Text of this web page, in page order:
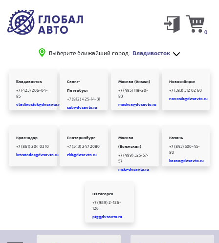
Выберите ближайший город: Владивосток
0
Владивосток
+7 (423) 206-04-
85
vladivostok@dvsavto.ru
Санкт-
Петербург
+7 (812) 425-14-31
spb@dvsavto.ru
Москва (Химки)
+7 (495) 118-20-
83
moskva@dvsavto.ru
Новосибирск
+7 (383) 312 02 60
novosib@dvsavto.ru
Краснодар
+7 (861) 204 03 10
krasnodar@dvsavto.ru
Екатеринбург
+7 (343) 247 2080
ekb@dvsavto.ru
Москва
(Волжская)
+7 (499) 325-57-
57
msk@dvsavto.ru
Казань
+7 (843) 500-45-
80
kazan@dvsavto.ru
Пятигорск
+7 (989) 2-126-
126
ptg@dvsavto.ru